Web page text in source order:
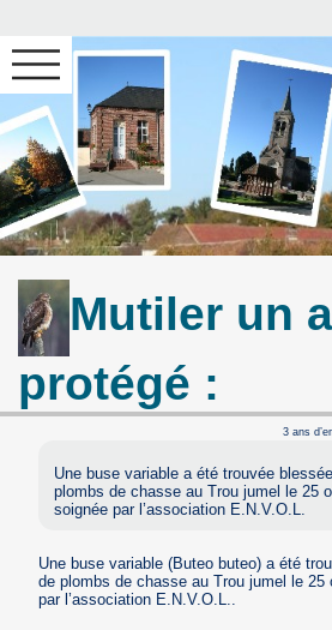
Mutiler un
protégé :
3 ans
Une buse variable a été trouvée
plombs de chasse au Trou jumel le 25
soignée par l’association E.N.V.O.L.
Une buse variable (Buteo buteo) a été
de plombs de chasse au Trou jumel le 25
par l’association E.N.V.O.L..